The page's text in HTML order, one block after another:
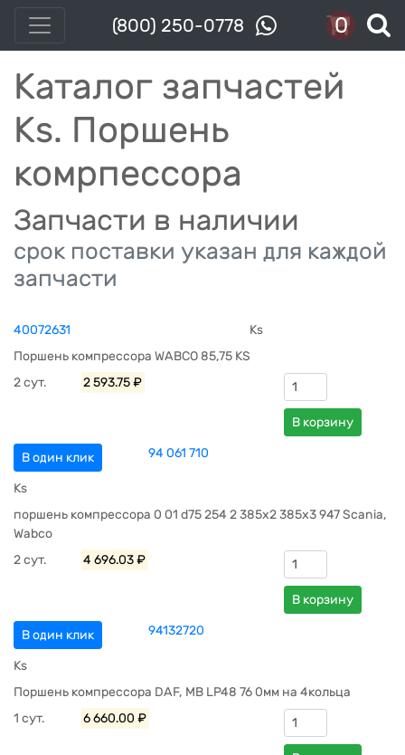
(800) 250-0778 0
Каталог запчастей
Ks. Поршень
комрпессора
Запчасти в наличии
срок поставки указан для каждой
запчасти
40072631
Ks
Поршень компрессора WABCO 85,75 KS
2 сут.
2 593.75 ₽
В корзину
В один клик 94 061 710
Ks
поршень компрессора 0 01 d75 254 2 385x2 385x3 947 Scania,
Wabco
2 сут.
4 696.03 ₽
В корзину
В один клик 94132720
Ks
Поршень компрессора DAF, МВ LP48 76 0мм на 4кольца
1 сут.
6 660.00 ₽